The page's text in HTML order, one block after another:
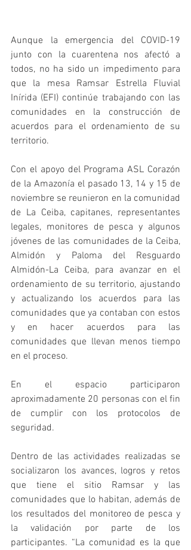
Aunque la emergencia del COVID-19
junto con la cuarentena nos afectó a
todos, no ha sido un impedimento para
que la mesa Ramsar Estrella Fluvial
Inírida (EFI) continúe trabajando con las
comunidades en la construcción de
acuerdos para el ordenamiento de su
territorio.
Con el apoyo del Programa ASL Corazón
de la Amazonía el pasado 13, 14 y 15 de
noviembre se reunieron en la comunidad
de La Ceiba, capitanes, representantes
legales, monitores de pesca y algunos
jóvenes de las comunidades de la Ceiba,
Almidón y Paloma del Resguardo
Almidón-La Ceiba, para avanzar en el
ordenamiento de su territorio, ajustando
y actualizando los acuerdos para las
comunidades que ya contaban con estos
y en hacer acuerdos para las
comunidades que llevan menos tiempo
en el proceso.
En el espacio participaron
aproximadamente 20 personas con el fin
de cumplir con los protocolos de
seguridad.
Dentro de las actividades realizadas se
socializaron los avances, logros y retos
que tiene el sitio Ramsar y las
comunidades que lo habitan, además de
los resultados del monitoreo de pesca y
la validación por parte de los
participantes. “La comunidad es la que